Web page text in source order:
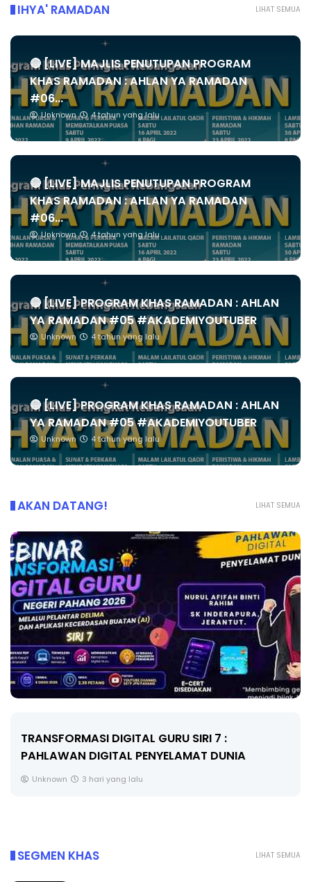
LIHAT SEMUA
IHYA' RAMADAN
🔴 [LIVE] MAJLIS PENUTUPAN PROGRAM
KHAS RAMADAN : AHLAN YA RAMADAN
#06...
Unknown 4 tahun yang lalu
🔴 [LIVE] MAJLIS PENUTUPAN PROGRAM
KHAS RAMADAN : AHLAN YA RAMADAN
#06...
Unknown 4 tahun yang lalu
🔴 [LIVE] PROGRAM KHAS RAMADAN : AHLAN
YA RAMADAN #05 #AKADEMIYOUTUBER
Unknown 4 tahun yang lalu
🔴 [LIVE] PROGRAM KHAS RAMADAN : AHLAN
YA RAMADAN #05 #AKADEMIYOUTUBER
Unknown 4 tahun yang lalu
LIHAT SEMUA
AKAN DATANG!
MAJLIS ANUGERAH FFK (FESTIVAL LENSA
PENDIDIKAN - FLeP) 2026
Unknown 4 hari yang lalu
LIHAT SEMUA
SEGMEN KHAS